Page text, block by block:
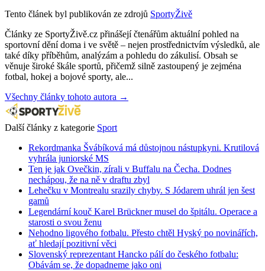
Tento článek byl publikován ze zdrojů SportyŽivě
Články ze SportyŽivě.cz přinášejí čtenářům aktuální pohled na
sportovní dění doma i ve světě – nejen prostřednictvím výsledků, ale
také díky příběhům, analýzám a pohledu do zákulisí. Obsah se
věnuje široké škále sportů, přičemž silně zastoupený je zejména
fotbal, hokej a bojové sporty, ale...
Všechny články tohoto autora →
Další články z kategorie Sport
Rekordmanka Švábíková má důstojnou nástupkyni. Krutilová
vyhrála juniorské MS
Ten je jak Ovečkin, zírali v Buffalu na Čecha. Dodnes
nechápou, že na ně v draftu zbyl
Lehečku v Montrealu srazily chyby. S Jódarem uhrál jen šest
gamů
Legendární kouč Karel Brückner musel do špitálu. Operace a
starosti o svou ženu
Nehodno ligového fotbalu. Přesto chtěl Hyský po novinářích,
ať hledají pozitivní věci
Slovenský reprezentant Hancko pálí do českého fotbalu:
Obávám se, že dopadneme jako oni